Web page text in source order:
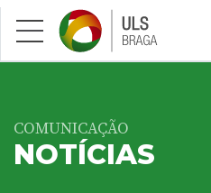
Saltar para conteúdo principal
COMUNICAÇÃO
NOTÍCIAS